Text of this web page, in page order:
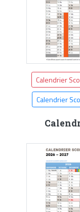
Calendrier
Calendrier